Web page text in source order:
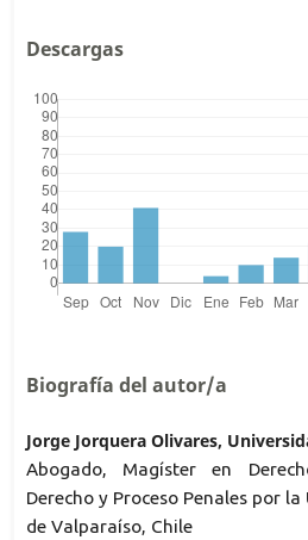
Descargas
Biografía del autor/a
Jorge Jorquera Olivares,
Abogado, Magíster en
Derecho y Proceso Penales por la
de Valparaíso, Chile